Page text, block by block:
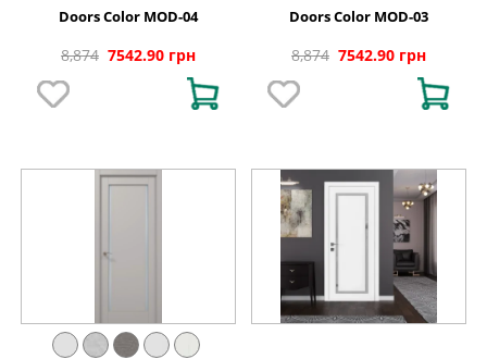
Doors Color MOD-04
8,874 7542.90 грн
Doors Color MOD-03
8,874 7542.90 грн